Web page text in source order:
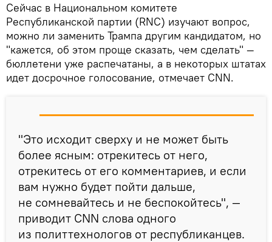
Сейчас в Национальном комитете
Республиканской партии (RNC) изучают вопрос,
можно ли заменить Трампа другим кандидатом, но
"кажется, об этом проще сказать, чем сделать" —
бюллетени уже распечатаны, а в некоторых штатах
идет досрочное голосование, отмечает CNN.
"Это исходит сверху и не может быть
более ясным: отрекитесь от него,
отрекитесь от его комментариев, и если
вам нужно будет пойти дальше,
не сомневайтесь и не беспокойтесь", —
приводит CNN слова одного
из политтехнологов от республиканцев.